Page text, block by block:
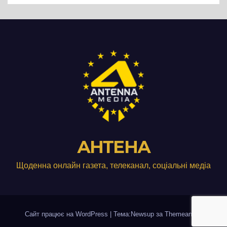
АНТЕНА
Щоденна онлайн газета, телеканал, соціальні медіа
Сайт працює на WordPress Тема:Newsup за Themeansar